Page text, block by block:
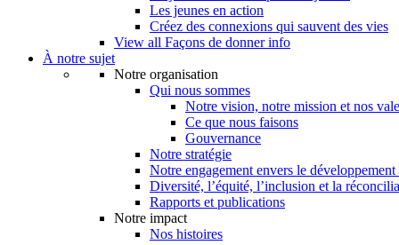
Les jeunes en action
Créez des connexions qui sauvent des vies
View all Façons de donner info
À notre sujet
Notre organisation
Qui nous sommes
Notre vision, notre mission et nos
Ce que nous faisons
Gouvernance
Notre stratégie
Notre engagement envers le
Diversité, l’équité, l’inclusion et la
Rapports et publications
Notre impact
Nos histoires